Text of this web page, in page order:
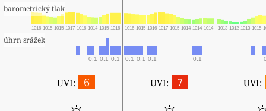
barometrický tlak
1016 1015 1015 1017 1016 1014 1015 1016 1016 1015 1016 1017 1015 1014 1014 1014 1013 1012 1013 1015
úhrn srážek
0.1 0.1 0.1 0.1 0.1 0.1 0.1
UVI: 6 UVI: 7 UVI: